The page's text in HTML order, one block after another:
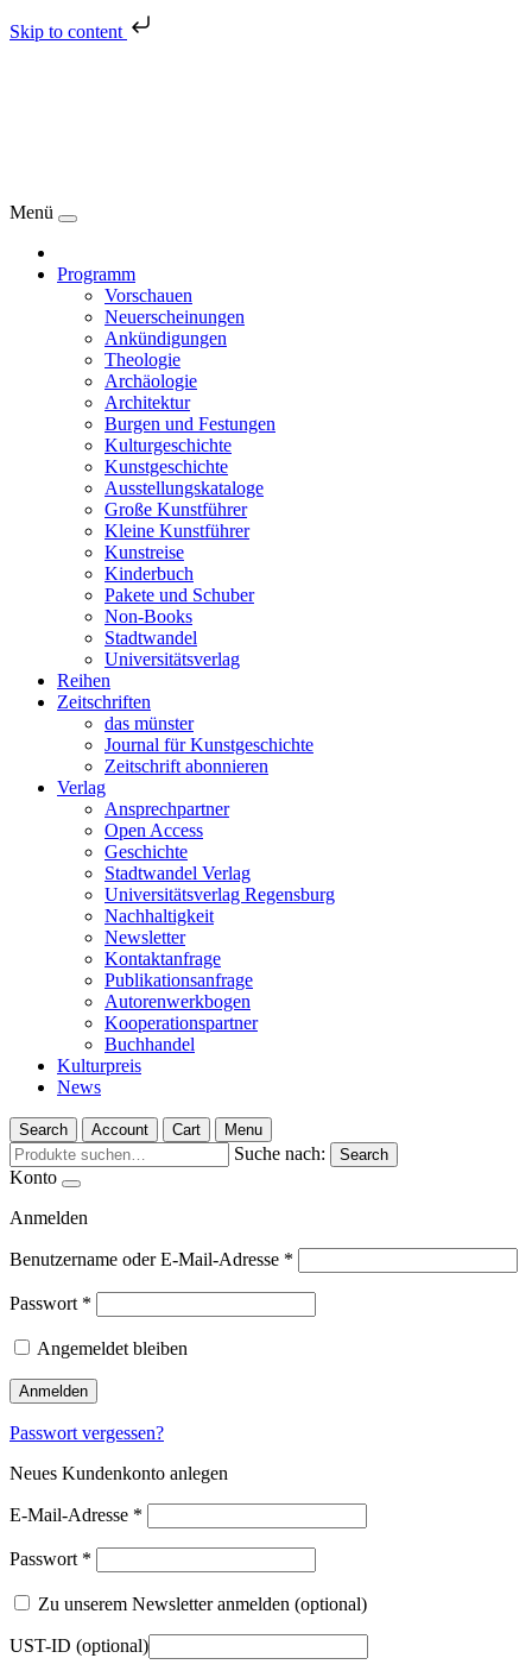
Skip to content
Menü
Programm
Vorschauen
Neuerscheinungen
Ankündigungen
Theologie
Archäologie
Architektur
Burgen und Festungen
Kulturgeschichte
Kunstgeschichte
Ausstellungskataloge
Große Kunstführer
Kleine Kunstführer
Kunstreise
Kinderbuch
Pakete und Schuber
Non-Books
Stadtwandel
Universitätsverlag
Reihen
Zeitschriften
das münster
Journal für Kunstgeschichte
Zeitschrift abonnieren
Verlag
Ansprechpartner
Open Access
Geschichte
Stadtwandel Verlag
Universitätsverlag Regensburg
Nachhaltigkeit
Newsletter
Kontaktanfrage
Publikationsanfrage
Autorenwerkbogen
Kooperationspartner
Buchhandel
Kulturpreis
News
Search Account Cart Menu
Suche nach: Search
Konto
Anmelden
Benutzername oder E-Mail-Adresse *
Passwort *
Angemeldet bleiben
Anmelden
Passwort vergessen?
Neues Kundenkonto anlegen
E-Mail-Adresse *
Passwort *
Zu unserem Newsletter anmelden (optional)
UST-ID (optional)